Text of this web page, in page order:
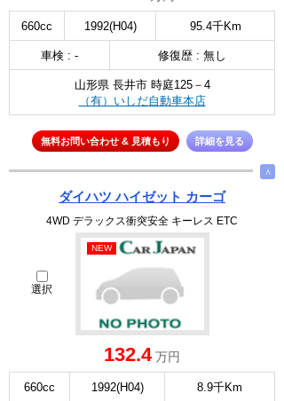
660cc 1992(H04) 95.4千Km
車検 : - 修復歴 : 無し
山形県 長井市 時庭125－4
（有）いしだ自動車本店
無料お問い合わせ & 見積もり 詳細を見る
∧
ダイハツ ハイゼット カーゴ
4WD デラックス衝突安全 キーレス ETC
選択
NEW
132.4万円
660cc 1992(H04) 8.9千Km